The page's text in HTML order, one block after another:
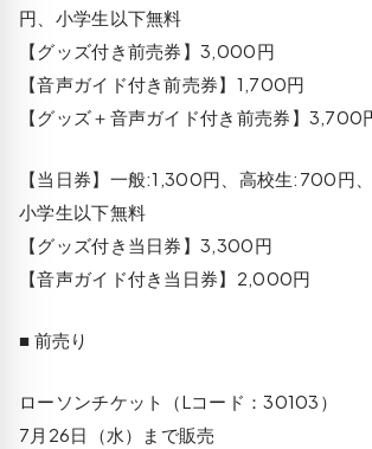
円、小学生以下無料
【グッズ付き前売券】3,000円
【音声ガイド付き前売券】1,700円
【グッズ＋音声ガイド付き前売券】3,700
【当日券】一般:1,300円、高校生:700円
小学生以下無料
【グッズ付き当日券】3,300円
【音声ガイド付き当日券】2,000円
■ 前売り
ローソンチケット（Lコード：30103）
7月26日（水）まで販売